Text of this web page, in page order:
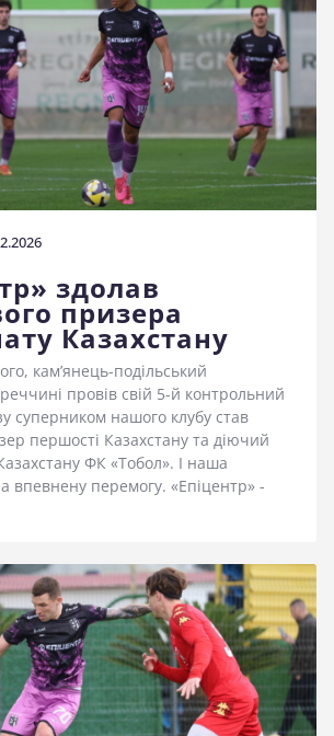
здолав
призера
Казахстану
кам’янець-подільський
провів свій 5-й контрольний
суперником нашого клубу став
першості Казахстану та діючий
ФК «Тобол». І наша
впевнену перемогу. «Епіцентр» -